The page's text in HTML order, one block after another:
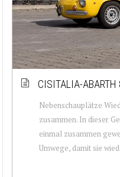
CISITALIA-ABARTH
Nebenschauplätze
zusammen. In dieser
einmal zusammen
Umwege, damit sie